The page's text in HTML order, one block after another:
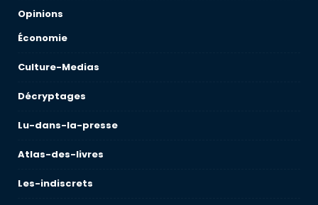
Opinions
Économie
Culture-Medias
Décryptages
Lu-dans-la-presse
Atlas-des-livres
Les-indiscrets